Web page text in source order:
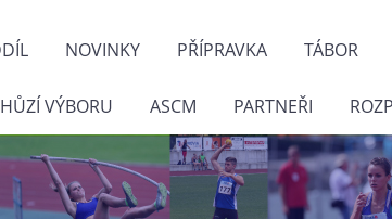
NOVINKY PŘÍPRAVKA TÁBOR
VÝBORU ASCM PARTNEŘI